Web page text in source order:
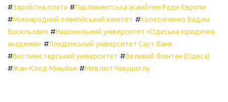
#Заробітна плата #Парламентська асамблея Ради Європи
#Міжнародний олімпійський комітет #Колесніченко Вадим
Васильович #Національний університет «Одеська юридична
академія» #Лондонський університет Саут-Банк
#Вестмінстерський університет #Великий Фонтан (Одеса)
#Жан-Клод Міньйон #Мевлют Чавушоглу